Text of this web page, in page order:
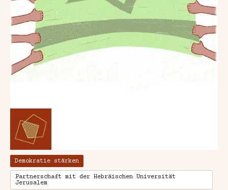
Demokratie stärken
Partnerschaft mit der Hebräischen Universität
Jerusalem
Simon Wiesenthal (1908 – 2005)